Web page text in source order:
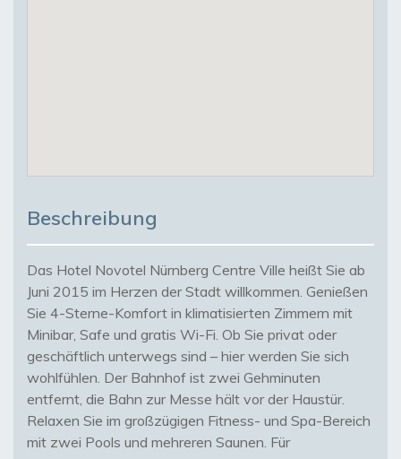
Beschreibung
Das Hotel Novotel Nürnberg Centre Ville heißt Sie ab
Juni 2015 im Herzen der Stadt willkommen. Genießen
Sie 4-Sterne-Komfort in klimatisierten Zimmern mit
Minibar, Safe und gratis Wi-Fi. Ob Sie privat oder
geschäftlich unterwegs sind – hier werden Sie sich
wohlfühlen. Der Bahnhof ist zwei Gehminuten
entfernt, die Bahn zur Messe hält vor der Haustür.
Relaxen Sie im großzügigen Fitness- und Spa-Bereich
mit zwei Pools und mehreren Saunen. Für